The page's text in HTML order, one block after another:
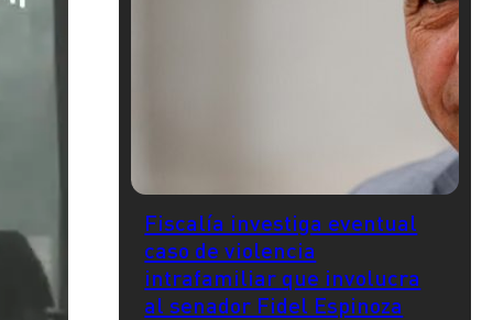
Fiscalía investiga eventual
caso de violencia
intrafamiliar que involucra
al senador Fidel Espinoza